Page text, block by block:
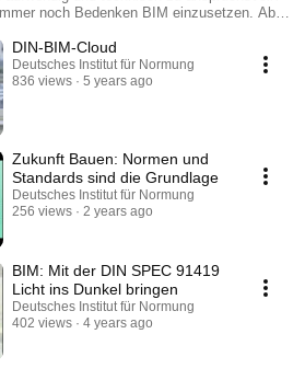
noch Bedenken BIM einzusetzen. Aber
leistungsfähiger zu machen.
DIN-BIM-Cloud
Deutsches Institut für Normung
836 views
5 years ago
Zukunft Bauen: Normen und
Standards sind die Grundlage
Deutsches Institut für Normung
256 views
2 years ago
BIM: Mit der DIN SPEC 91419
Licht ins Dunkel bringen
Deutsches Institut für Normung
402 views
4 years ago